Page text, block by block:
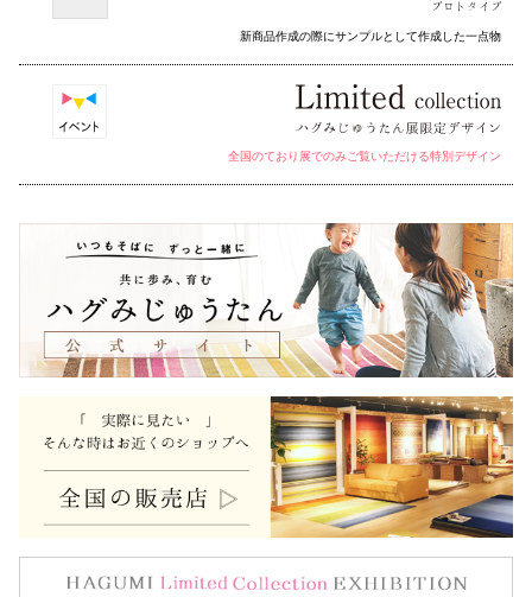
新商品作成の際にサンプルとして作成した一点物
全国のており展でのみご覧いただける特別デザイン